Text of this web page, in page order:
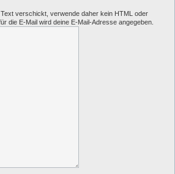
verschickt, verwende daher kein HTML oder
die E-Mail wird deine E-Mail-Adresse angegeben.